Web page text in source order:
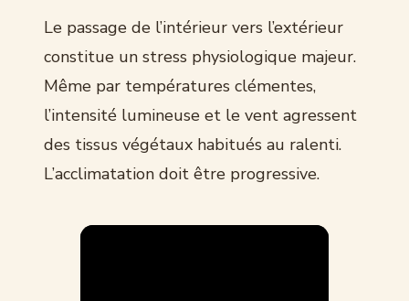
Le passage de l’intérieur vers l’extérieur
constitue un stress physiologique majeur.
Même par températures clémentes,
l’intensité lumineuse et le vent agressent
des tissus végétaux habitués au ralenti.
L’acclimatation doit être progressive.